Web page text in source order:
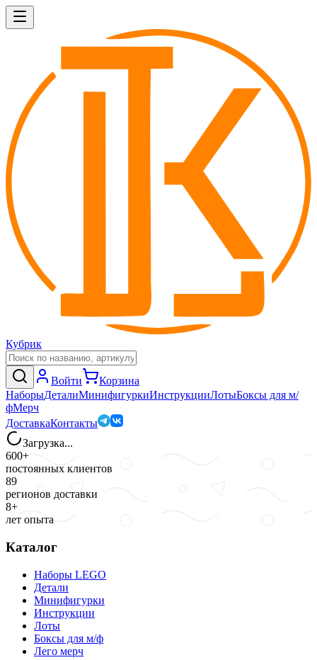
Кубрик
Войти
Корзина
НаборыДеталиМинифигуркиИнструкцииЛотыБоксы для м/
фМерч
ДоставкаКонтакты
Загрузка...
600+
постоянных клиентов
89
регионов доставки
8+
лет опыта
Каталог
Наборы LEGO
Детали
Минифигурки
Инструкции
Лоты
Боксы для м/ф
Лего мерч